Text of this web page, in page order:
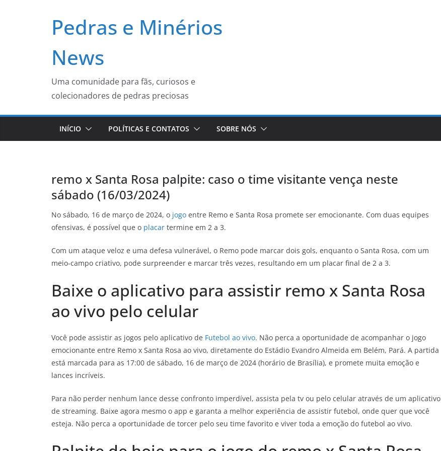
Pedras e Minérios
News
Uma comunidade para fãs, curiosos e
colecionadores de pedras preciosas
INÍCIO POLÍTICAS E CONTATOS SOBRE NÓS
remo x Santa Rosa palpite: caso o time visitante vença neste
sábado (16/03/2024)
No sábado, 16 de março de 2024, o jogo entre Remo e Santa Rosa promete ser emocionante. Com duas equipes
ofensivas, é possível que o placar termine em 2 a 3.
Com um ataque veloz e uma defesa vulnerável, o Remo pode marcar dois gols, enquanto o Santa Rosa, com um
meio-campo criativo, pode surpreender e marcar três vezes, resultando em um placar final de 2 a 3.
Baixe o aplicativo para assistir remo x Santa Rosa
ao vivo pelo celular
Você pode assistir as jogos pelo aplicativo de Futebol ao vivo. Não perca a oportunidade de acompanhar o jogo
emocionante entre Remo x Santa Rosa ao vivo, diretamente do Estádio Evandro Almeida em Belém, Pará. A partida
está marcada para as 17:00 de sábado, 16 de março de 2024 (horário de Brasília), e promete muita emoção e
lances incríveis.
Para não perder nenhum lance desse confronto imperdível, assista pela tv ou pelo celular através de um aplicativo
de streaming. Baixe agora mesmo o app e garanta a melhor experiência de assistir futebol, onde quer que você
esteja. Não perca a oportunidade de torcer pelo seu time favorito e viver toda a emoção do futebol ao vivo.